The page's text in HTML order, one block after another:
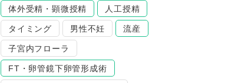
体外受精・顕微授精 人工授精
タイミング 男性不妊 流産
子宮内フローラ
FT・卵管鏡下卵管形成術